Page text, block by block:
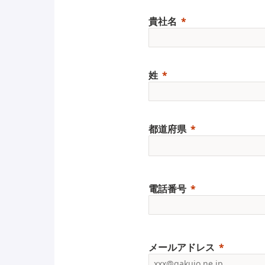
貴社名
姓
都道府県
電話番号
メールアドレス